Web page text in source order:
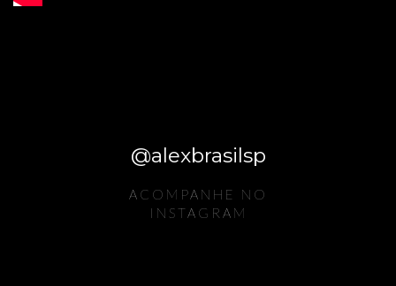
@alexbrasilsp
ACOMPANHE NO
INSTAGRAM